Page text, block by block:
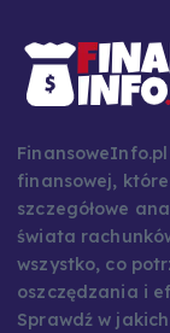
finansowej,
szczegółowe
świata
wszystko, co
oszczędzania i
Sprawdź w